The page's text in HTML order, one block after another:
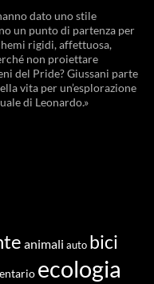
dato uno stile
un punto di partenza per
rigidi, affettuosa,
non proiettare
del Pride? Giussani parte
vita per un’esplorazione
di Leonardo.»
animali auto bici
ecologia